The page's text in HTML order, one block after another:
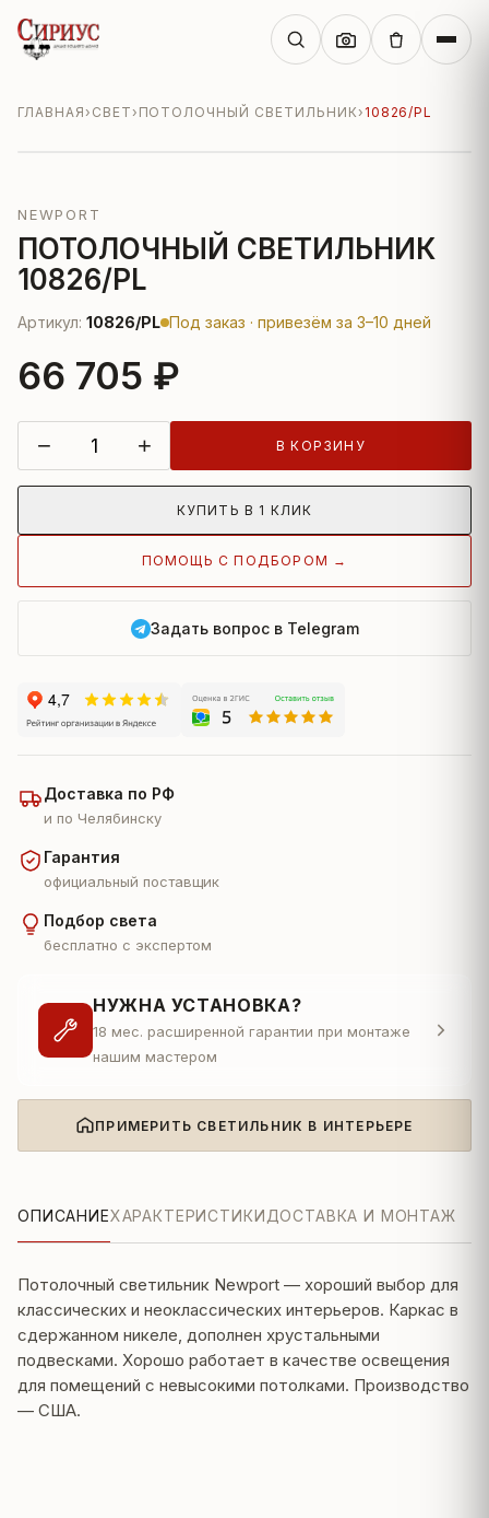
ГЛАВНАЯ› СВЕТ› ПОТОЛОЧНЫЙ СВЕТИЛЬНИК› 10826/PL
NEWPORT
ПОТОЛОЧНЫЙ СВЕТИЛЬНИК
10826/PL
Артикул: 10826/PL Под заказ · привезём за 3–10 дней
66 705 ₽
− + В КОРЗИНУ
КУПИТЬ В 1 КЛИК
ПОМОЩЬ С ПОДБОРОМ →
Задать вопрос в Telegram
Доставка по РФ
и по Челябинску
Гарантия
официальный поставщик
Подбор света
бесплатно с экспертом
НУЖНА УСТАНОВКА?
18 мес. расширенной гарантии при монтаже
нашим мастером
ПРИМЕРИТЬ СВЕТИЛЬНИК В ИНТЕРЬЕРЕ
ОПИСАНИЕХАРАКТЕРИСТИКИДОСТАВКА И МОНТАЖ
Потолочный светильник Newport — хороший выбор для
классических и неоклассических интерьеров. Каркас в
сдержанном никеле, дополнен хрустальными
подвесками. Хорошо работает в качестве освещения
для помещений с невысокими потолками. Производство
— США.